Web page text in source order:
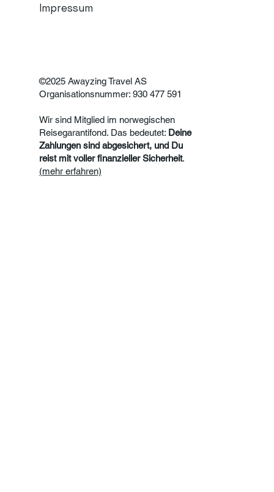
©2025 Awayzing Travel AS
Organisationsnummer: 930 477 591
Wir sind Mitglied im norwegischen
Reisegarantifond. Das bedeutet: Deine
Zahlungen sind abgesichert, und Du
reist mit voller finanzieller Sicherheit.
(mehr erfahren)
Impressum